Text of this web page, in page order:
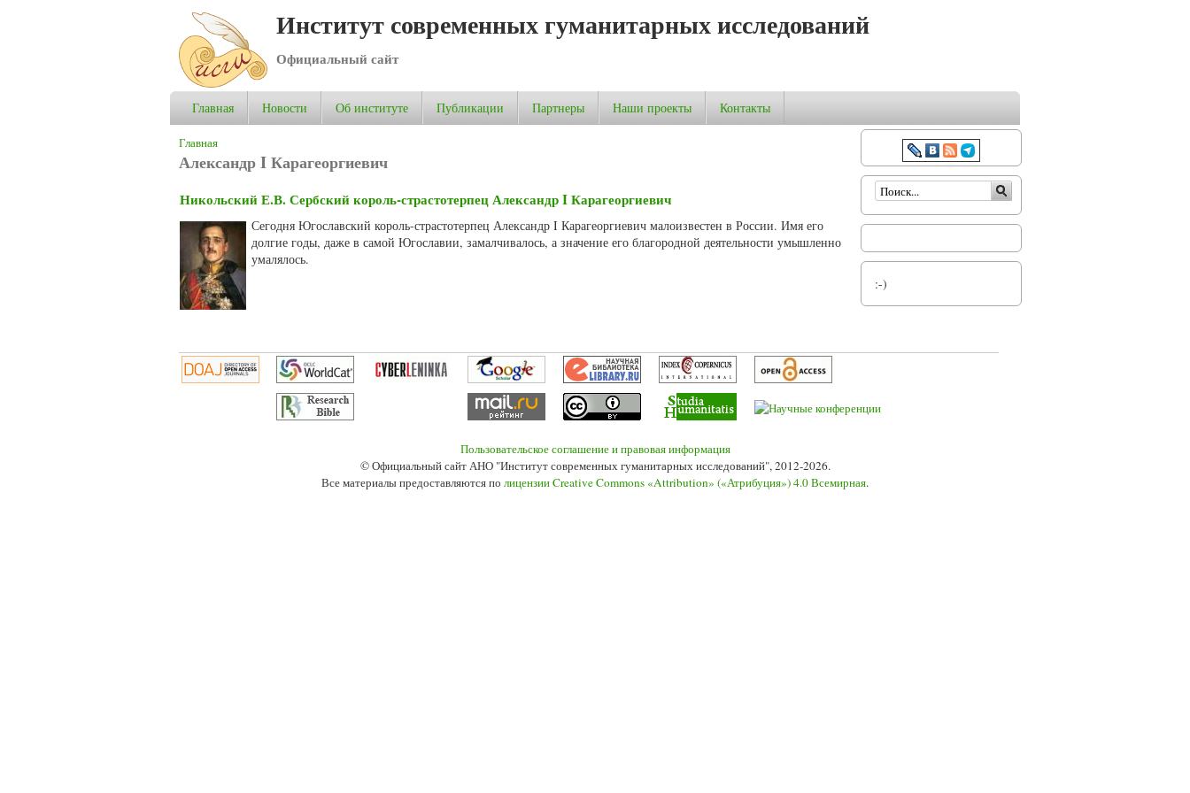
Институт современных гуманитарных исследований
Официальный сайт
Главная Новости Об институте Публикации Партнеры Наши проекты Контакты
Вы здесь
Главная
Александр I Карагеоргиевич
Никольский Е.В. Сербский король-страстотерпец Александр I Карагеоргиевич
Сегодня Югославский король-страстотерпец Александр I Карагеоргиевич малоизвестен в России. Имя его
долгие годы, даже в самой Югославии, замалчивалось, а значение его благородной деятельности умышленно
умалялось.
Форма поиска
:-)
Пользовательское соглашение и правовая информация
© Официальный сайт АНО "Институт современных гуманитарных исследований", 2012-2026.
Все материалы предоставляются по лицензии Creative Commons «Attribution» («Атрибуция») 4.0 Всемирная.